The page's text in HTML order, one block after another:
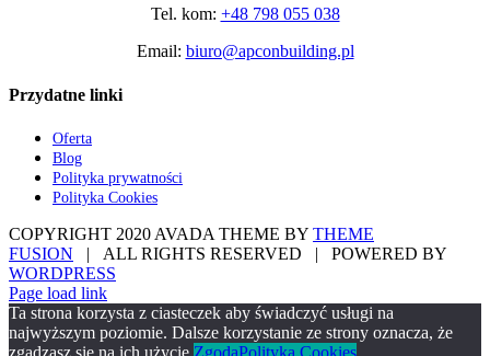
Tel. kom: +48 798 055 038
Email: biuro@apconbuilding.pl
Przydatne linki
Oferta
Blog
Polityka prywatności
Polityka Cookies
COPYRIGHT 2020 AVADA THEME BY THEME
FUSION | ALL RIGHTS RESERVED | POWERED BY
WORDPRESS
Page load link
Ta strona korzysta z ciasteczek aby świadczyć usługi na
najwyższym poziomie. Dalsze korzystanie ze strony oznacza, że
zgadzasz się na ich użycie. ZgodaPolityka Cookies